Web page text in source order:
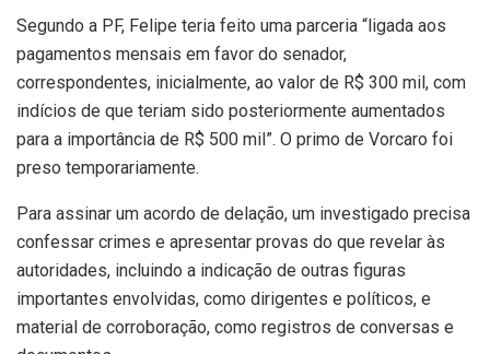
Segundo a PF, Felipe teria feito uma parceria “ligada aos
pagamentos mensais em favor do senador,
correspondentes, inicialmente, ao valor de R$ 300 mil, com
indícios de que teriam sido posteriormente aumentados
para a importância de R$ 500 mil”. O primo de Vorcaro foi
preso temporariamente.
Para assinar um acordo de delação, um investigado precisa
confessar crimes e apresentar provas do que revelar às
autoridades, incluindo a indicação de outras figuras
importantes envolvidas, como dirigentes e políticos, e
material de corroboração, como registros de conversas e